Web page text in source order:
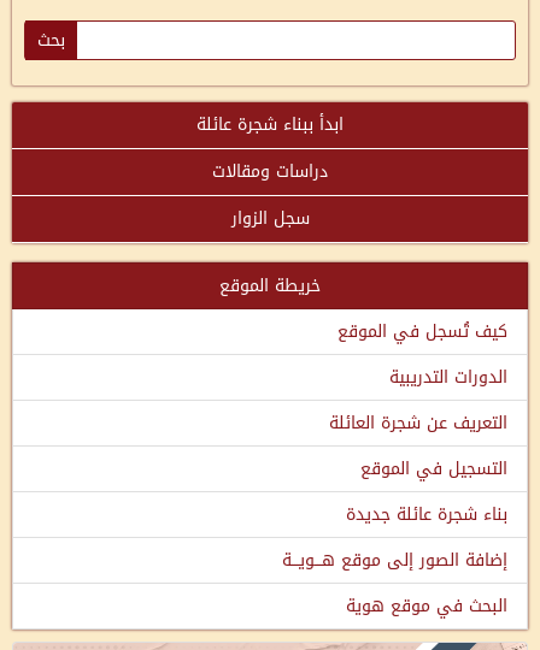
ابدأ ببناء شجرة عائلة
دراسات ومقالات
سجل الزوار
خريطة الموقع
كيف تُسجل في الموقع
الدورات التدريبية
التعريف عن شجرة العائلة
التسجيل في الموقع
بناء شجرة عائلة جديدة
إضافة الصور إلى موقع هـــويـــة
البحث في موقع هوية